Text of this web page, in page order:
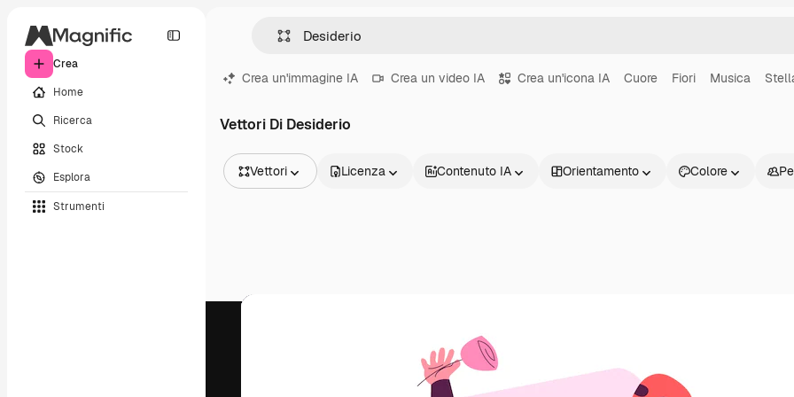
Crea
Home
Ricerca
Stock
Esplora
Strumenti
Crea un'immagine IA Crea un video IA Crea un'icona IA Cuore Fiori Musica
Vettori Di Desiderio
Vettori
Video
Licenza Contenuto IA Orientamento Colore
Prodotti